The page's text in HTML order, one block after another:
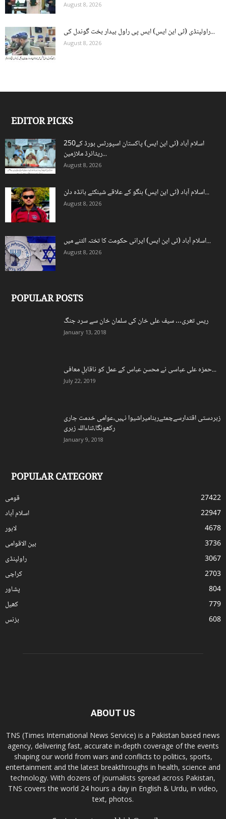
August 8, 2026
راولپنڈی (ٹی این ایس) ایس پی راول بیدار بخت گوندل کی...
August 8, 2026
EDITOR PICKS
اسلام آباد (ٹی این ایس) پاکستان اسپورٹس بورڈ کے250
ریٹائرڈ ملازمین...
August 8, 2026
اسلام آباد (ٹی این ایس) ہنگو کے علاقے شینکئے بانڈہ دلن...
August 8, 2026
اسلام آباد (ٹی این ایس) ایرانی حکومت کا تختہ الٹنے میں...
August 8, 2026
POPULAR POSTS
ریس تھری… سیف علی خان کی سلمان خان سے سرد جنگ
January 13, 2018
حمزہ علی عباسی نے محسن عباس کے عمل کو ناقابلِ معافی...
July 22, 2019
زبردستی اقتدارسےچمٹےرہنامیراشیوا نہیں،عوامی خدمت جاری
رکھونگا،ثناءاللہ زہری
January 9, 2018
POPULAR CATEGORY
قومی
27422
اسلام آباد
22947
لاہور
4678
بین الاقوامی
3736
راولپنڈی
3067
کراچی
2703
پشاور
804
کھیل
779
بزنس
608
ABOUT US
TNS (Times International News Service) is a Pakistan based news
agency, delivering fast, accurate in-depth coverage of the events
shaping our world from wars and conflicts to politics, sports,
entertainment and the latest breakthroughs in health, science and
technology. With dozens of journalists spread across Pakistan,
TNS covers the world 24 hours a day in English & Urdu, in video,
text, photos.